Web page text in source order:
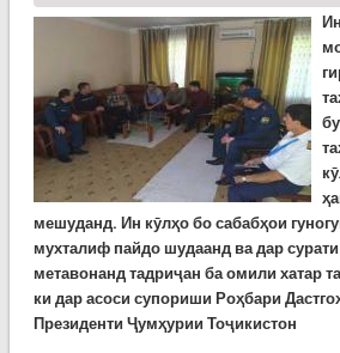
мешуданд. Ин кӯлҳо бо сабабҳои
мухталиф пайдо шудаанд ва дар
метавонанд тадриҷан ба омили хатар
ки дар асоси супориши Роҳбари
Президенти Ҷумҳурии Тоҷикистон